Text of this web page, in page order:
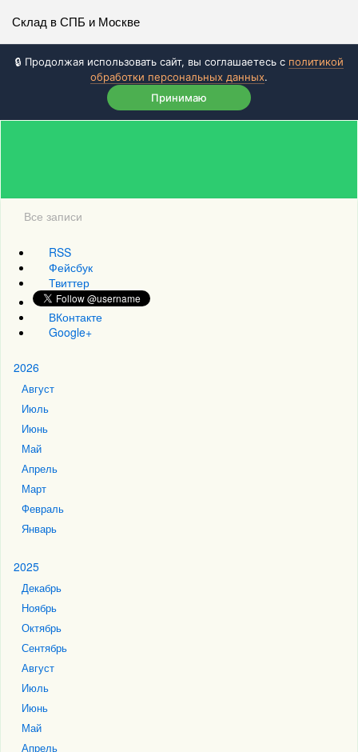
🔒 Продолжая использовать сайт, вы соглашаетесь с политикой
обработки персональных данных.
Принимаю
Склад в СПБ и Москве
Все записи
RSS
Фейсбук
Твиттер
ВКонтакте
Google+
2026
Август
Июль
Июнь
Май
Апрель
Март
Февраль
Январь
2025
Декабрь
Ноябрь
Октябрь
Сентябрь
Август
Июль
Июнь
Май
Апрель